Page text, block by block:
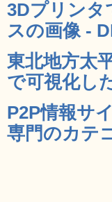
3Dプリンタ
スの画像 -
東北地方太
で可視化し
P2P情報サ
専門のカテ